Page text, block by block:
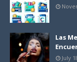
Las
July